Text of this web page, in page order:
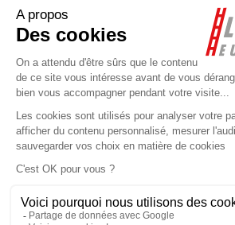
Mentions légales Conditions
Politique de protection des